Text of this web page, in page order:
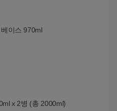
이스 970ml
x 2병 (총 2000ml)